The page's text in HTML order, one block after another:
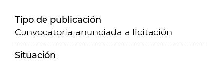
Tipo de publicación
Convocatoria anunciada a licitación
Situación